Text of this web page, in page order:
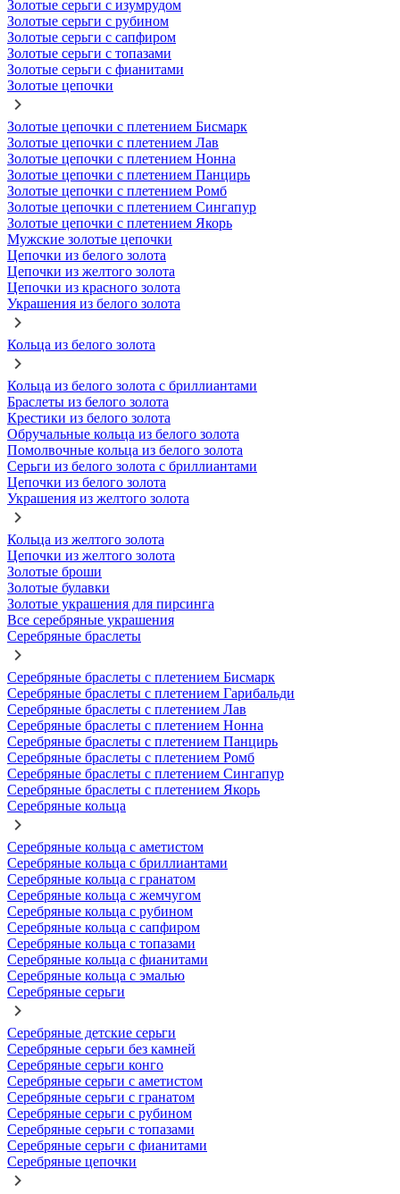
Золотые серьги с изумрудом
Золотые серьги с рубином
Золотые серьги с сапфиром
Золотые серьги с топазами
Золотые серьги с фианитами
Золотые цепочки
Золотые цепочки с плетением Бисмарк
Золотые цепочки с плетением Лав
Золотые цепочки с плетением Нонна
Золотые цепочки с плетением Панцирь
Золотые цепочки с плетением Ромб
Золотые цепочки с плетением Сингапур
Золотые цепочки с плетением Якорь
Мужские золотые цепочки
Цепочки из белого золота
Цепочки из желтого золота
Цепочки из красного золота
Украшения из белого золота
Кольца из белого золота
Кольца из белого золота с бриллиантами
Браслеты из белого золота
Крестики из белого золота
Обручальные кольца из белого золота
Помолвочные кольца из белого золота
Серьги из белого золота с бриллиантами
Цепочки из белого золота
Украшения из желтого золота
Кольца из желтого золота
Цепочки из желтого золота
Золотые броши
Золотые булавки
Золотые украшения для пирсинга
Все серебряные украшения
Серебряные браслеты
Серебряные браслеты с плетением Бисмарк
Серебряные браслеты с плетением Гарибальди
Серебряные браслеты с плетением Лав
Серебряные браслеты с плетением Нонна
Серебряные браслеты с плетением Панцирь
Серебряные браслеты с плетением Ромб
Серебряные браслеты с плетением Сингапур
Серебряные браслеты с плетением Якорь
Серебряные кольца
Серебряные кольца с аметистом
Серебряные кольца с бриллиантами
Серебряные кольца с гранатом
Серебряные кольца с жемчугом
Серебряные кольца с рубином
Серебряные кольца с сапфиром
Серебряные кольца с топазами
Серебряные кольца с фианитами
Серебряные кольца с эмалью
Серебряные серьги
Серебряные детские серьги
Серебряные серьги без камней
Серебряные серьги конго
Серебряные серьги с аметистом
Серебряные серьги с гранатом
Серебряные серьги с рубином
Серебряные серьги с топазами
Серебряные серьги с фианитами
Серебряные цепочки